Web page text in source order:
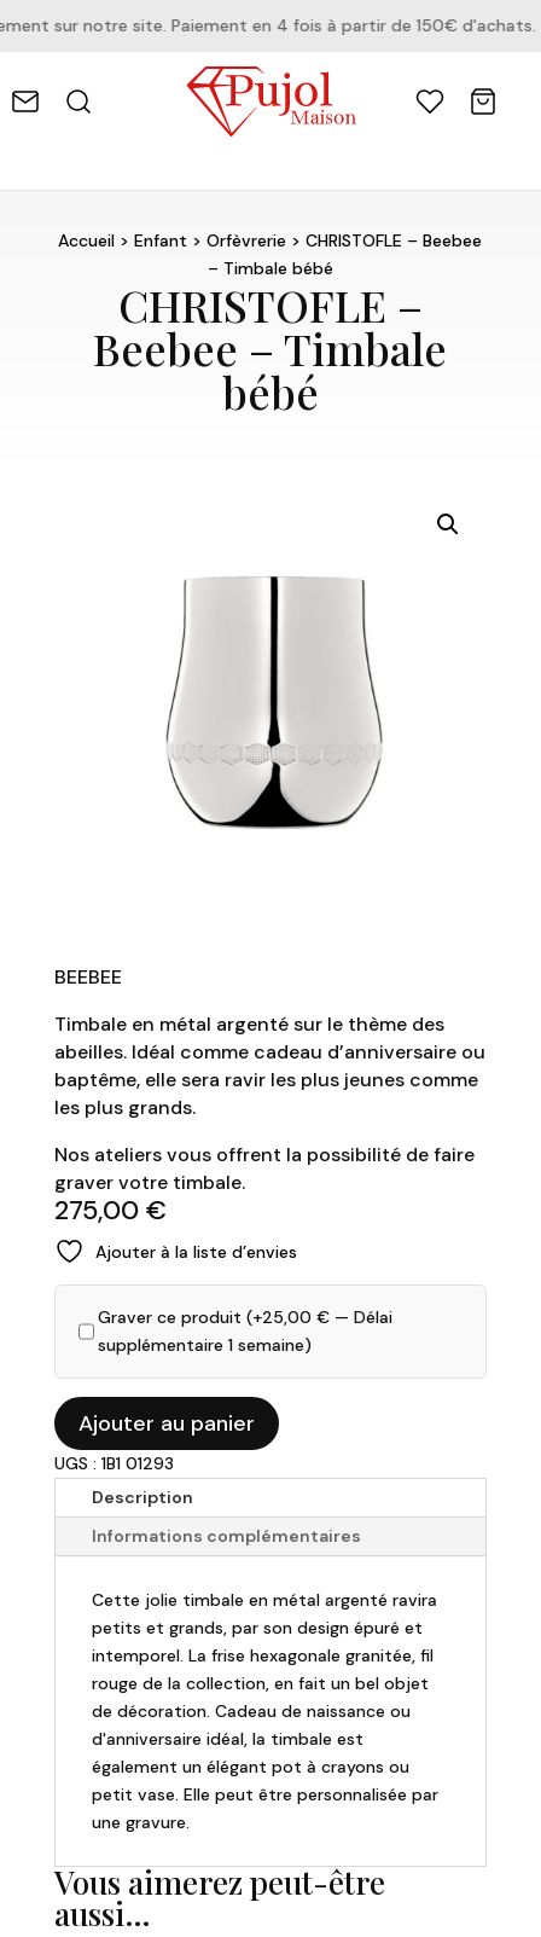
sur notre site. Paiement en 4 fois à partir de 150€ d'achats.
Accueil >Enfant >Orfèvrerie > CHRISTOFLE – Beebee
– Timbale bébé
CHRISTOFLE –
Beebee – Timbale
bébé
BEEBEE
Timbale en métal argenté sur le thème des
abeilles. Idéal comme cadeau d’anniversaire ou
baptême, elle sera ravir les plus jeunes comme
les plus grands.
Nos ateliers vous offrent la possibilité de faire
graver votre timbale.
275,00 €
Ajouter à la liste d’envies
Graver ce produit (+25,00 €— Délai
supplémentaire 1 semaine)
quantité
de
CHRISTOFLE
Beebee
bébé
Ajouter au panier
UGS : 1B1 01293
Description
Informations complémentaires
Cette jolie timbale en métal argenté ravira
petits et grands, par son design épuré et
intemporel. La frise hexagonale granitée, fil
rouge de la collection, en fait un bel objet
de décoration. Cadeau de naissance ou
d'anniversaire idéal, la timbale est
également un élégant pot à crayons ou
petit vase. Elle peut être personnalisée par
une gravure.
Vous aimerez peut-être
aussi…